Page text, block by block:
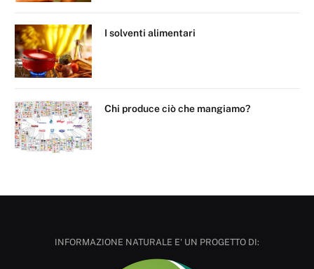
I solventi alimentari
Chi produce ciò che mangiamo?
INFORMAZIONE NATURALE E' UN PROGETTO DI: